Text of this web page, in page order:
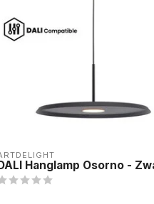
Hanglamp Osorno -